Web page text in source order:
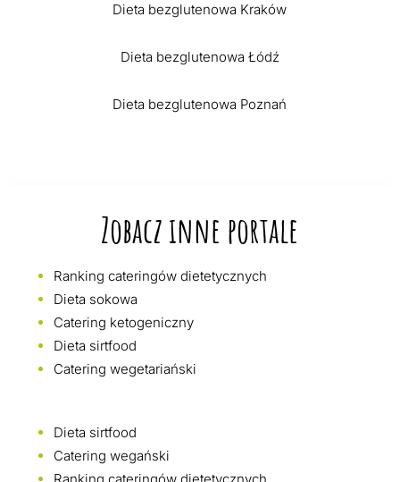
Dieta bezglutenowa Kraków
Dieta bezglutenowa Łódź
Dieta bezglutenowa Poznań
Zobacz inne portale
Ranking cateringów dietetycznych
Dieta sokowa
Catering ketogeniczny
Dieta sirtfood
Catering wegetariański
Dieta sirtfood
Catering wegański